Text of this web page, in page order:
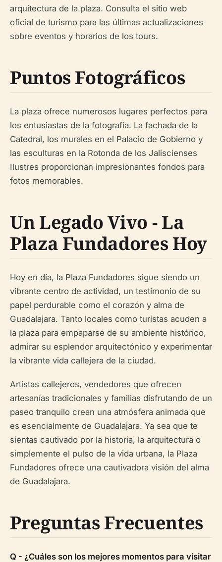
arquitectura de la plaza. Consulta el sitio web
oficial de turismo para las últimas actualizaciones
sobre eventos y horarios de los tours.
Puntos Fotográficos
La plaza ofrece numerosos lugares perfectos para
los entusiastas de la fotografía. La fachada de la
Catedral, los murales en el Palacio de Gobierno y
las esculturas en la Rotonda de los Jaliscienses
Ilustres proporcionan impresionantes fondos para
fotos memorables.
Un Legado Vivo - La
Plaza Fundadores Hoy
Hoy en día, la Plaza Fundadores sigue siendo un
vibrante centro de actividad, un testimonio de su
papel perdurable como el corazón y alma de
Guadalajara. Tanto locales como turistas acuden a
la plaza para empaparse de su ambiente histórico,
admirar su esplendor arquitectónico y experimentar
la vibrante vida callejera de la ciudad.
Artistas callejeros, vendedores que ofrecen
artesanías tradicionales y familias disfrutando de un
paseo tranquilo crean una atmósfera animada que
es esencialmente de Guadalajara. Ya sea que te
sientas cautivado por la historia, la arquitectura o
simplemente el pulso de la vida urbana, la Plaza
Fundadores ofrece una cautivadora visión del alma
de Guadalajara.
Preguntas Frecuentes
Q - ¿Cuáles son los mejores momentos para visitar